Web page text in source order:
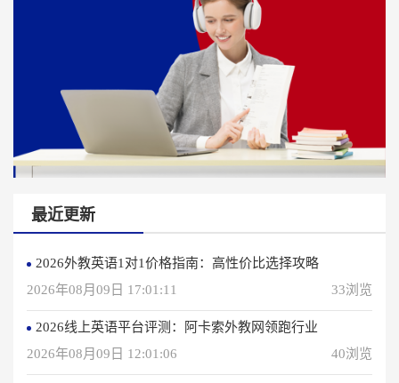
最近更新
2026外教英语1对1价格指南：高性价比选择攻略
2026年08月09日 17:01:11
33浏览
2026线上英语平台评测：阿卡索外教网领跑行业
2026年08月09日 12:01:06
40浏览